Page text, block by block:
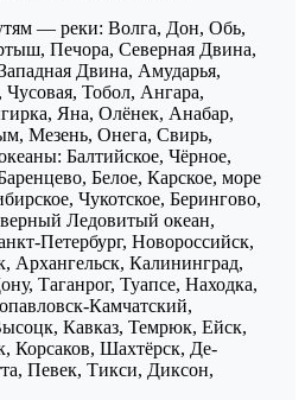
— реки: Волга, Дон, Обь,
Печора, Северная Двина,
Двина, Амударья,
Тобол, Ангара,
Яна, Олёнек, Анабар,
Мезень, Онега, Свирь,
Балтийское, Чёрное,
Белое, Карское, море
Чукотское, Берингово,
Ледовитый океан,
Петербург, Новороссийск,
Архангельск, Калининград,
Таганрог, Туапсе, Находка,
Камчатский,
Кавказ, Темрюк, Ейск,
Корсаков, Шахтёрск, Де-
Певек, Тикси, Диксон,